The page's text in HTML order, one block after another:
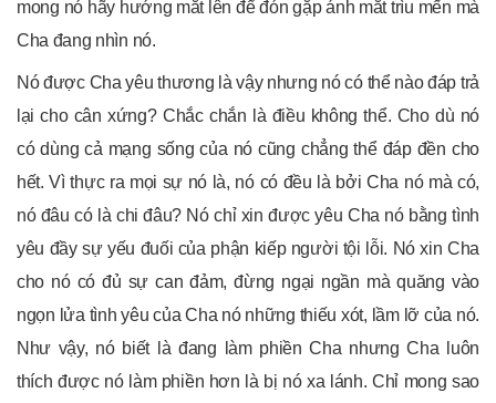
mong nó hãy hướng mắt lên để đón gặp ánh mắt trìu mến mà
Cha đang nhìn nó.
Nó được Cha yêu thương là vậy nhưng nó có thể nào đáp trả
lại cho cân xứng? Chắc chắn là điều không thể. Cho dù nó
có dùng cả mạng sống của nó cũng chẳng thể đáp đền cho
hết. Vì thực ra mọi sự nó là, nó có đều là bởi Cha nó mà có,
nó đâu có là chi đâu? Nó chỉ xin được yêu Cha nó bằng tình
yêu đầy sự yếu đuối của phận kiếp người tội lỗi. Nó xin Cha
cho nó có đủ sự can đảm, đừng ngại ngần mà quăng vào
ngọn lửa tình yêu của Cha nó những thiếu xót, lầm lỡ của nó.
Như vậy, nó biết là đang làm phiền Cha nhưng Cha luôn
thích được nó làm phiền hơn là bị nó xa lánh. Chỉ mong sao